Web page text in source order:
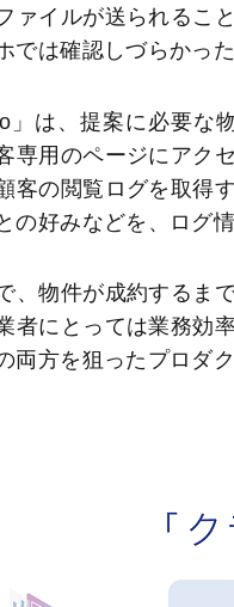
ァイルが送られるこ
では確認しづらかっ
」は、提案に必要
専用のページにアク
客の閲覧ログを取得
の好みなどを、ログ
、物件が成約するま
者にとっては業務効
両方を狙ったプロダク